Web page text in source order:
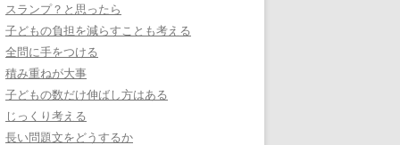
スランプ？と思ったら
子どもの負担を減らすことも考える
全問に手をつける
積み重ねが大事
子どもの数だけ伸ばし方はある
じっくり考える
長い問題文をどうするか